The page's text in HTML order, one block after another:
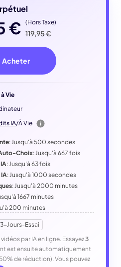
€ (Hors Taxe)
119,95 €
Acheter
à Vie
IA/À Vie
: Jusqu'à 500 secondes
Choix: Jusqu'à 667 fois
: Jusqu'à 63 fois
: Jusqu'à 1000 secondes
: Jusqu'à 2000 minutes
1667 minutes
200 minutes
3-Jours-Essai
par IA en ligne. Essayez3
est ensuite automatiquement
de réduction). Vous pouvez